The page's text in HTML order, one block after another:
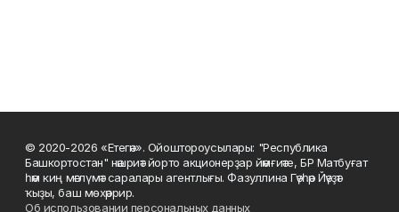
© 2020-2026 «Етегән». Ойоштороусылары: "Республика
Башкортостан" нәшриәт йорто акционерҙар йәмғиәте, БР Матбуғат
һәм киң мәғлүмәт саралары агентлығы. Фазуллина Гәүһәр Йәүҙәт
ҡыҙы, баш мөхәррир.
Об использовании персональных данных